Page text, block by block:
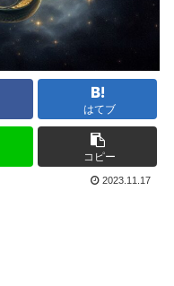
はてブ
コピー
2023.11.17